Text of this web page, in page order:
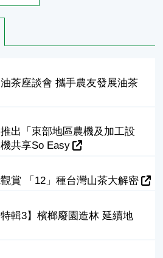
其他分頁
茶座談會 攜手農友發展油茶
出「東部地區農機及加工設
共享So Easy
賞 「12」種台灣山茶大解密
特輯3】檳榔廢園造林 延續地